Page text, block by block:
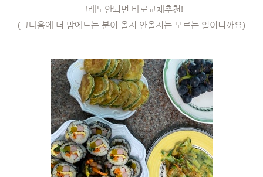
그래도안되면 바로교체추천!
(그다음에 더 맘에드는 분이 올지 안올지는 모르는 일이니까요)